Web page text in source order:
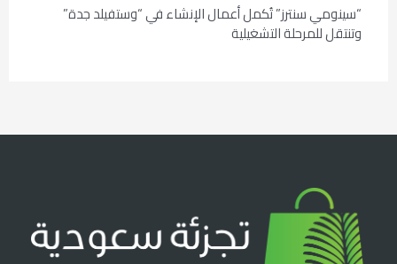
“سينومي سنترز” تُكمل أعمال الإنشاء في “وستفيلد جدة”
وتنتقل للمرحلة التشغيلية